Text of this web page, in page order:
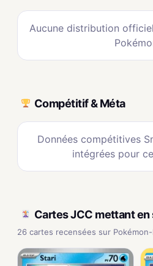
Aucune distribution
Compétitif & Méta
Données compétitives
intégrées pour
Cartes JCC mettant en
26 cartes recensées sur